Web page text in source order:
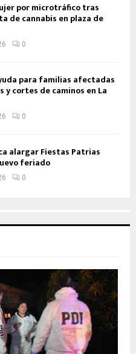
por microtráfico tras
de cannabis en plaza de
0
para familias afectadas
y cortes de caminos en La
0
alargar Fiestas Patrias
feriado
0